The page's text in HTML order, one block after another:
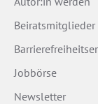
Jobbörse
Newsletter